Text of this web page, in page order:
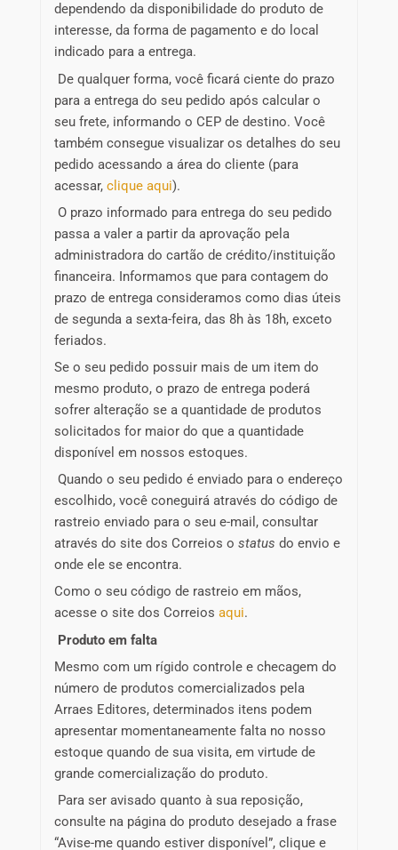
dependendo da disponibilidade do produto de
interesse, da forma de pagamento e do local
indicado para a entrega.
De qualquer forma, você ficará ciente do prazo
para a entrega do seu pedido após calcular o
seu frete, informando o CEP de destino. Você
também consegue visualizar os detalhes do seu
pedido acessando a área do cliente (para
acessar, clique aqui).
O prazo informado para entrega do seu pedido
passa a valer a partir da aprovação pela
administradora do cartão de crédito/instituição
financeira. Informamos que para contagem do
prazo de entrega consideramos como dias úteis
de segunda a sexta-feira, das 8h às 18h, exceto
feriados.
Se o seu pedido possuir mais de um item do
mesmo produto, o prazo de entrega poderá
sofrer alteração se a quantidade de produtos
solicitados for maior do que a quantidade
disponível em nossos estoques.
Quando o seu pedido é enviado para o endereço
escolhido, você coneguirá através do código de
rastreio enviado para o seu e-mail, consultar
através do site dos Correios o status do envio e
onde ele se encontra.
Como o seu código de rastreio em mãos,
acesse o site dos Correios aqui.
Produto em falta
Mesmo com um rígido controle e checagem do
número de produtos comercializados pela
Arraes Editores, determinados itens podem
apresentar momentaneamente falta no nosso
estoque quando de sua visita, em virtude de
grande comercialização do produto.
Para ser avisado quanto à sua reposição,
consulte na página do produto desejado a frase
“Avise-me quando estiver disponível”, clique e